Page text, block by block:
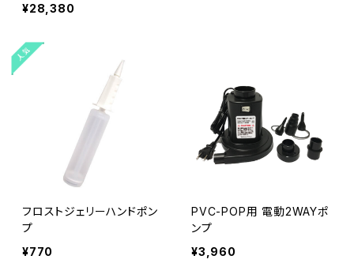
¥28,380
フロストジェリーハンドポン
プ
¥770
PVC-POP用 電動2WAYポ
ンプ
¥3,960